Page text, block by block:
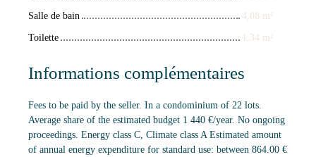
Salle de bain
4,08 m²
Toilette
1,34 m²
Informations complémentaires
Fees to be paid by the seller. In a condominium of 22 lots.
Average share of the estimated budget 1 440 €/year. No ongoing
proceedings. Energy class C, Climate class A Estimated amount
of annual energy expenditure for standard use: between 864.00 €